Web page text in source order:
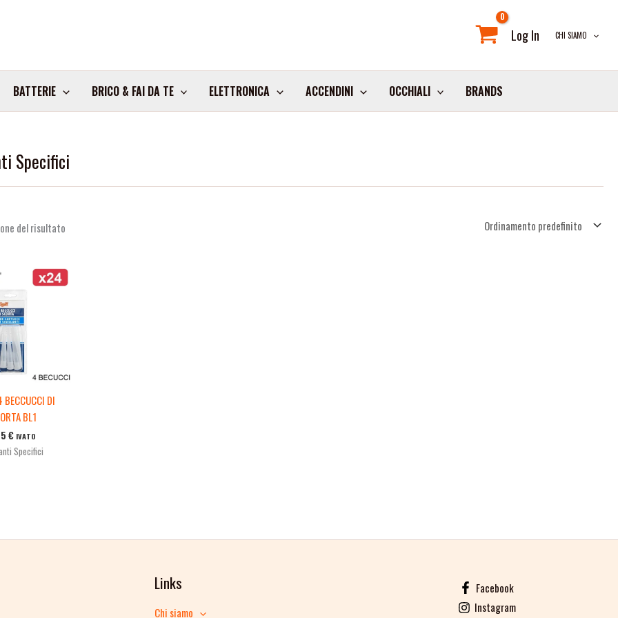
Log In CHI SIAMO
BATTERIE BRICO & FAI DA TE ELETTRONICA ACCENDINI OCCHIALI BRANDS
Specifici
del risultato
BECCUCCI DI
BL1
€ IVATO
Specifici
Links
Chi siamo
Facebook
Instagram